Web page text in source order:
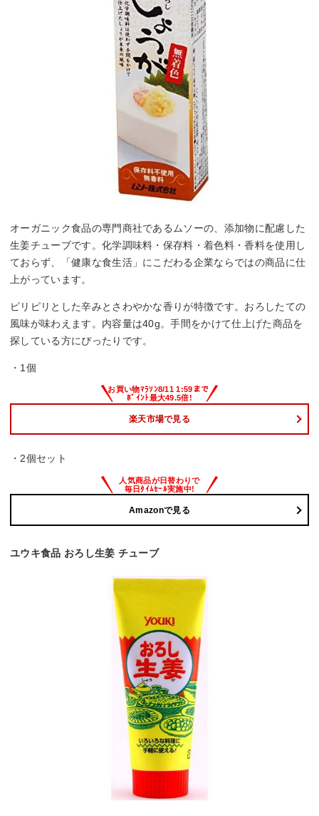
オーガニック食品の専門商社であるムソーの、添加物に配慮した
生姜チューブです。化学調味料・保存料・着色料・香料を使用し
ておらず、「健康な食生活」にこだわる企業ならではの商品に仕
上がっています。
ピリピリとした辛みとさわやかな香りが特徴です。おろしたての
風味が味わえます。内容量は40g。手間をかけて仕上げた商品を
探している方にぴったりです。
・1個
楽天市場で見る
・2個セット
Amazonで見る
ユウキ食品 おろし生姜 チューブ